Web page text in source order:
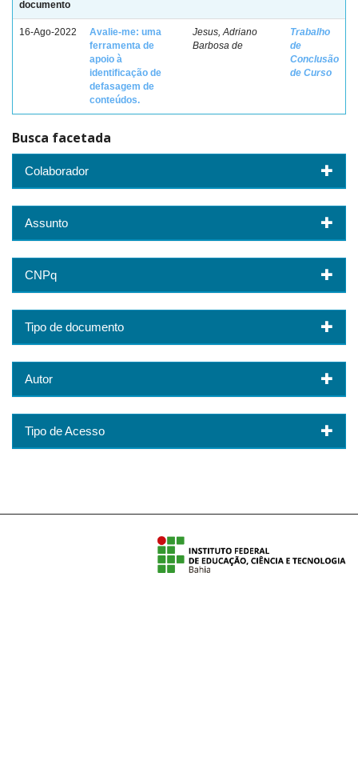
documento
16-Ago-2022
Avalie-me: uma
ferramenta de
apoio à
identificação de
defasagem de
conteúdos.
Jesus, Adriano
Barbosa de
Trabalho
de
Conclusão
de Curso
Busca facetada
Colaborador
Assunto
CNPq
Tipo de documento
Autor
Tipo de Acesso